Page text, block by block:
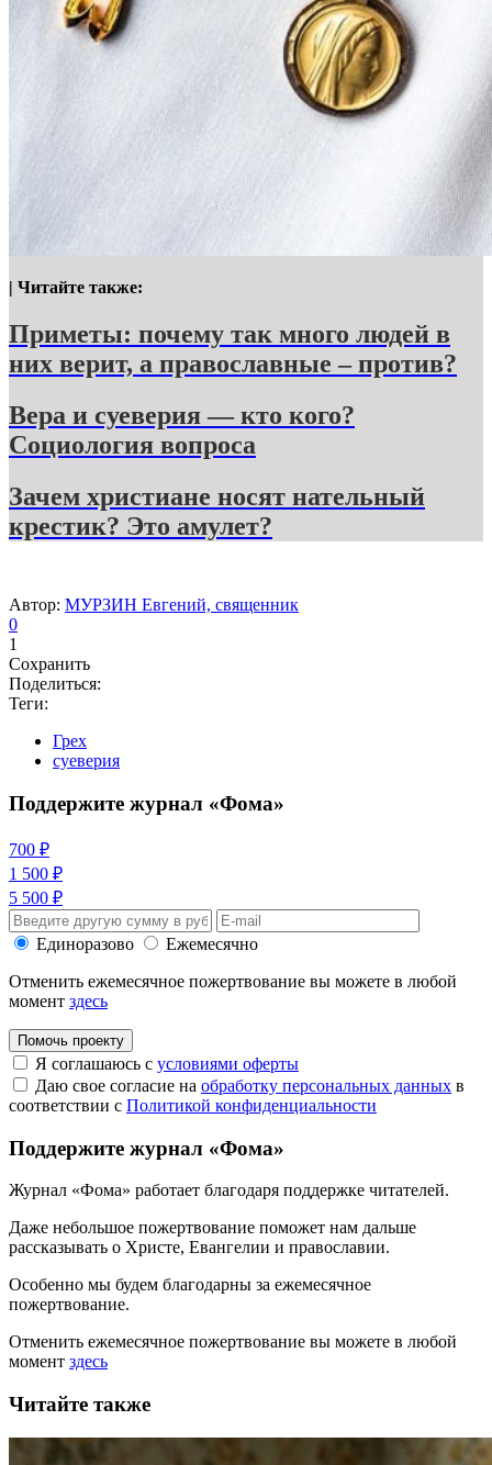
| Читайте также:
Приметы: почему так много людей в
них верит, а православные – против?
Вера и суеверия — кто кого?
Социология вопроса
Зачем христиане носят нательный
крестик? Это амулет?
Автор: МУРЗИН Евгений, священник
0
1
Сохранить
Поделиться:
Теги:
Грех
суеверия
Поддержите журнал «Фома»
700 ₽
1 500 ₽
5 500 ₽
Единоразово
Ежемесячно
Отменить ежемесячное пожертвование вы можете в любой
момент здесь
Помочь проекту
Я соглашаюсь с условиями оферты
Даю свое согласие на обработку персональных данных в
соответствии с Политикой конфиденциальности
Поддержите журнал «Фома»
Журнал «Фома» работает благодаря поддержке читателей.
Даже небольшое пожертвование поможет нам дальше
рассказывать о Христе, Евангелии и православии.
Особенно мы будем благодарны за ежемесячное
пожертвование.
Отменить ежемесячное пожертвование вы можете в любой
момент здесь
Читайте также